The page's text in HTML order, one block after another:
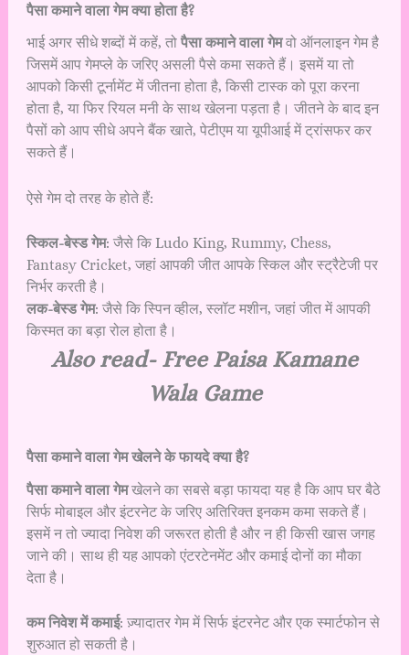
पैसा कमाने वाला गेम क्या होता है?
भाई अगर सीधे शब्दों में कहें, तो पैसा कमाने वाला गेमवो ऑनलाइन गेम है
जिसमें आप गेमप्ले के जरिए असली पैसे कमा सकते हैं। इसमें या तो
आपको किसी टूर्नामेंट में जीतना होता है, किसी टास्क को पूरा करना
होता है, या फिर रियल मनी के साथ खेलना पड़ता है। जीतने के बाद इन
पैसों को आप सीधे अपने बैंक खाते, पेटीएम या यूपीआई में ट्रांसफर कर
सकते हैं।
ऐसे गेम दो तरह के होते हैं:
स्किल-बेस्ड गेम: जैसे कि Ludo King, Rummy, Chess,
Fantasy Cricket, जहां आपकी जीत आपके स्किल और स्ट्रैटेजी पर
निर्भर करती है।
लक-बेस्ड गेम: जैसे कि स्पिन व्हील, स्लॉट मशीन, जहां जीत में आपकी
किस्मत का बड़ा रोल होता है।
Also read- Free Paisa Kamane
Wala Game
पैसा कमाने वाला गेम खेलने के फायदे क्या है?
पैसा कमाने वाला गेमखेलने का सबसे बड़ा फायदा यह है कि आप घर बैठे
सिर्फ मोबाइल और इंटरनेट के जरिए अतिरिक्त इनकम कमा सकते हैं।
इसमें न तो ज्यादा निवेश की जरूरत होती है और न ही किसी खास जगह
जाने की। साथ ही यह आपको एंटरटेनमेंट और कमाई दोनों का मौका
देता है।
कम निवेश में कमाई: ज़्यादातर गेम में सिर्फ इंटरनेट और एक स्मार्टफोन से
शुरुआत हो सकती है।